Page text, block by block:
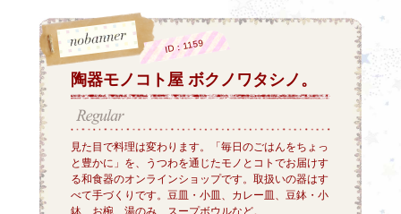
陶器モノコト屋 ボクノワタシノ。
ID：1159
見た目で料理は変わります。「毎日のごはんをちょっ
と豊かに」を、うつわを通じたモノとコトでお届けす
る和食器のオンラインショップです。取扱いの器はす
べて手づくりです。豆皿・小皿、カレー皿、豆鉢・小
鉢、お椀、湯のみ、スープボウルなど。